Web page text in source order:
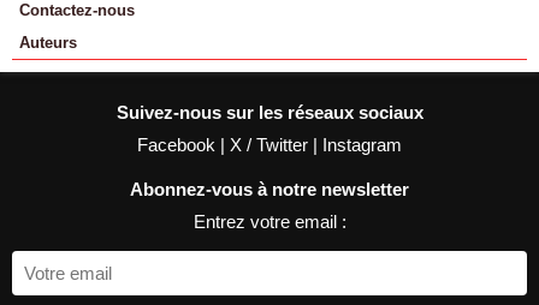
Contactez-nous
Auteurs
Suivez-nous sur les réseaux sociaux
Facebook | X / Twitter | Instagram
Abonnez-vous à notre newsletter
Entrez votre email :